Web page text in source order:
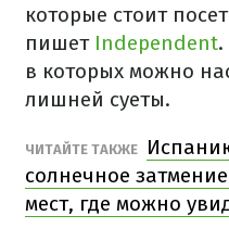
которые стоит
пишет Independent
в которых можно
лишней суеты.
ЧИТАЙТЕ ТАКЖЕ
солнечное
мест, где можно